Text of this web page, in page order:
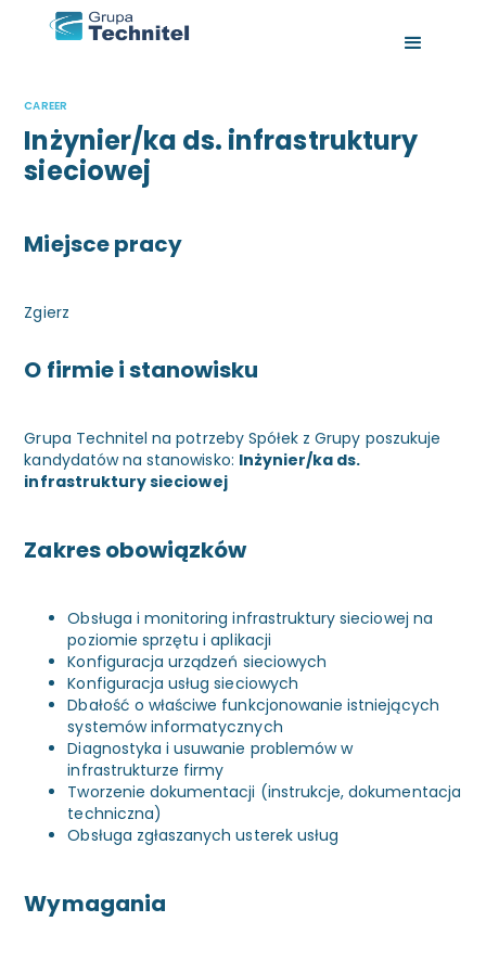
CAREER
Inżynier/ka ds. infrastruktury
sieciowej
Miejsce pracy
Zgierz
O firmie i stanowisku
Grupa Technitel na potrzeby Spółek z Grupy poszukuje
kandydatów na stanowisko: Inżynier/ka ds.
infrastruktury sieciowej
Zakres obowiązków
Obsługa i monitoring infrastruktury sieciowej na
poziomie sprzętu i aplikacji
Konfiguracja urządzeń sieciowych
Konfiguracja usług sieciowych
Dbałość o właściwe funkcjonowanie istniejących
systemów informatycznych
Diagnostyka i usuwanie problemów w
infrastrukturze firmy
Tworzenie dokumentacji (instrukcje, dokumentacja
techniczna)
Obsługa zgłaszanych usterek usług
Wymagania